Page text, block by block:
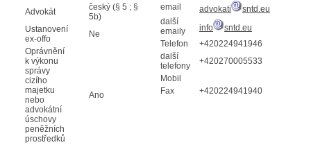
Advokát
český (§ 5 ; §
5b)
Ustanovení
ex-offo
Ne
Oprávnění
k výkonu
správy
cizího
majetku
nebo
advokátní
úschovy
peněžních
prostředků
Ano
email
advokati
sntd.eu
další
emaily
info
sntd.eu
Telefon
+420224941946
další
telefony
+420270005533
Mobil
Fax
+420224941940